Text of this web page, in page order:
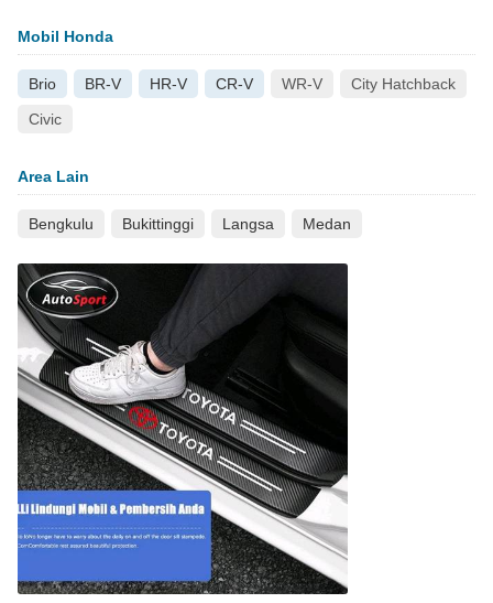
Mobil Honda
Brio BR-V HR-V CR-V WR-V
City Hatchback
Civic
Area Lain
Bengkulu Bukittinggi Langsa Medan